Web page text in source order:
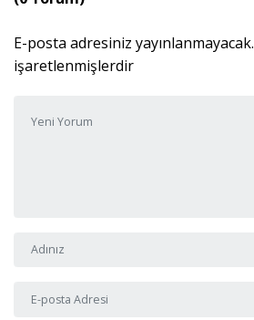
E-posta adresiniz yayınlanmayacak.
işaretlenmişlerdir
Adı ve Soyadı
E-posta Adresi